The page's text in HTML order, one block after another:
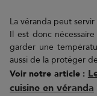
La véranda peut
Il est donc
garder une
aussi de la protéger
Voir notre article :
cuisine en véranda